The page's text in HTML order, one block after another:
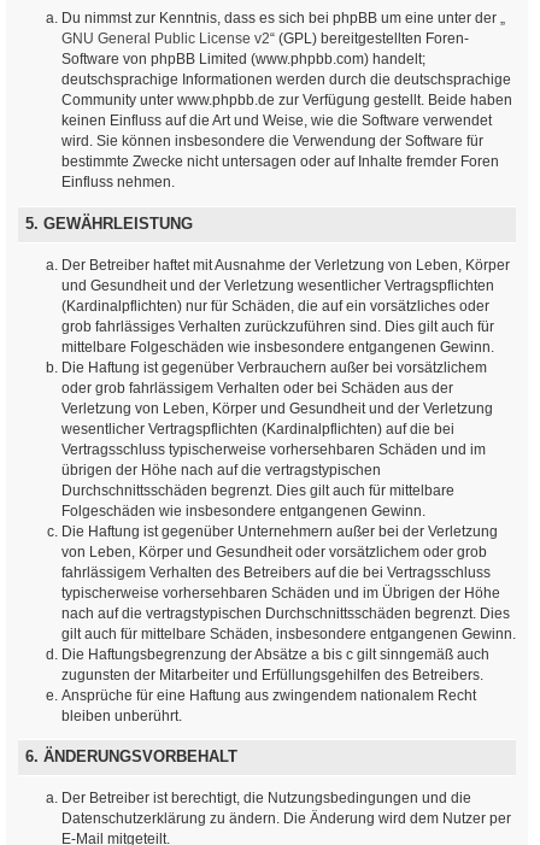
Du nimmst zur Kenntnis, dass es sich bei phpBB um eine unter der „
GNU General Public License v2“ (GPL) bereitgestellten Foren-
Software von phpBB Limited (www.phpbb.com) handelt;
deutschsprachige Informationen werden durch die deutschsprachige
Community unter www.phpbb.de zur Verfügung gestellt. Beide haben
keinen Einfluss auf die Art und Weise, wie die Software verwendet
wird. Sie können insbesondere die Verwendung der Software für
bestimmte Zwecke nicht untersagen oder auf Inhalte fremder Foren
Einfluss nehmen.
5. GEWÄHRLEISTUNG
Der Betreiber haftet mit Ausnahme der Verletzung von Leben, Körper
und Gesundheit und der Verletzung wesentlicher Vertragspflichten
(Kardinalpflichten) nur für Schäden, die auf ein vorsätzliches oder
grob fahrlässiges Verhalten zurückzuführen sind. Dies gilt auch für
mittelbare Folgeschäden wie insbesondere entgangenen Gewinn.
Die Haftung ist gegenüber Verbrauchern außer bei vorsätzlichem
oder grob fahrlässigem Verhalten oder bei Schäden aus der
Verletzung von Leben, Körper und Gesundheit und der Verletzung
wesentlicher Vertragspflichten (Kardinalpflichten) auf die bei
Vertragsschluss typischerweise vorhersehbaren Schäden und im
übrigen der Höhe nach auf die vertragstypischen
Durchschnittsschäden begrenzt. Dies gilt auch für mittelbare
Folgeschäden wie insbesondere entgangenen Gewinn.
Die Haftung ist gegenüber Unternehmern außer bei der Verletzung
von Leben, Körper und Gesundheit oder vorsätzlichem oder grob
fahrlässigem Verhalten des Betreibers auf die bei Vertragsschluss
typischerweise vorhersehbaren Schäden und im Übrigen der Höhe
nach auf die vertragstypischen Durchschnittsschäden begrenzt. Dies
gilt auch für mittelbare Schäden, insbesondere entgangenen Gewinn.
Die Haftungsbegrenzung der Absätze a bis c gilt sinngemäß auch
zugunsten der Mitarbeiter und Erfüllungsgehilfen des Betreibers.
Ansprüche für eine Haftung aus zwingendem nationalem Recht
bleiben unberührt.
6. ÄNDERUNGSVORBEHALT
Der Betreiber ist berechtigt, die Nutzungsbedingungen und die
Datenschutzerklärung zu ändern. Die Änderung wird dem Nutzer per
E-Mail mitgeteilt.